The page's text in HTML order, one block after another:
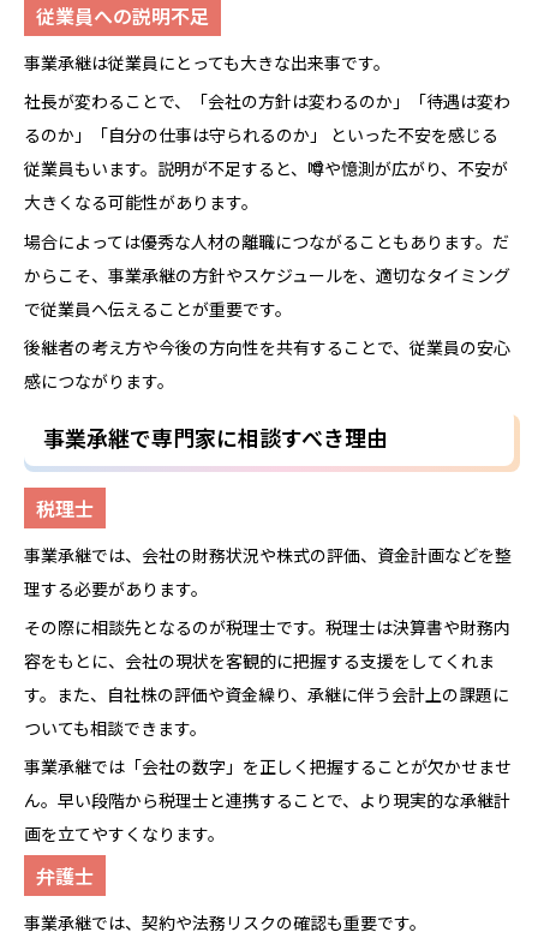
従業員への説明不足
事業承継は従業員にとっても大きな出来事です。
社長が変わることで、「会社の方針は変わるのか」「待遇は変わ
るのか」「自分の仕事は守られるのか」 といった不安を感じる
従業員もいます。説明が不足すると、噂や憶測が広がり、不安が
大きくなる可能性があります。
場合によっては優秀な人材の離職につながることもあります。だ
からこそ、事業承継の方針やスケジュールを、適切なタイミング
で従業員へ伝えることが重要です。
後継者の考え方や今後の方向性を共有することで、従業員の安心
感につながります。
事業承継で専門家に相談すべき理由
税理士
事業承継では、会社の財務状況や株式の評価、資金計画などを整
理する必要があります。
その際に相談先となるのが税理士です。税理士は決算書や財務内
容をもとに、会社の現状を客観的に把握する支援をしてくれま
す。また、自社株の評価や資金繰り、承継に伴う会計上の課題に
ついても相談できます。
事業承継では「会社の数字」を正しく把握することが欠かせませ
ん。早い段階から税理士と連携することで、より現実的な承継計
画を立てやすくなります。
弁護士
事業承継では、契約や法務リスクの確認も重要です。